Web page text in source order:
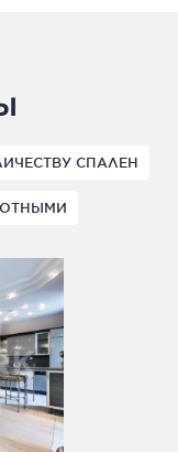
СПАЛЕН